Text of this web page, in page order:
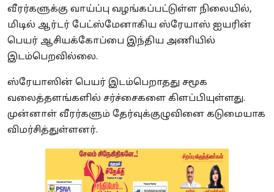
வீரர்களுக்கு வாய்ப்பு வழங்கப்பட்டுள்ள நிலையில்,
மிடில் ஆர்டர் பேட்ஸ்மேனாகிய ஸ்ரேயாஸ் ஐயரின்
பெயர் ஆசியக்கோப்பை இந்திய அணியில்
இடம்பெறவில்லை.
ஸ்ரேயாஸின் பெயர் இடம்பெறாதது சமூக
வலைத்தளங்களில் சர்ச்சைகளை கிளப்பியுள்ளது.
முன்னாள் வீரர்களும் தேர்வுக்குழுவினை கடுமையாக
விமர்சித்துள்ளனர்.